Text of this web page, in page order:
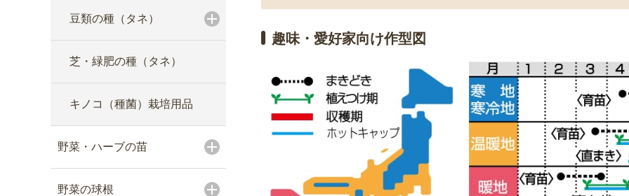
豆類の種（タネ）
芝・緑肥の種（タネ）
キノコ（種菌）栽培用品
野菜・ハーブの苗
野菜の球根
趣味・愛好家向け作型図